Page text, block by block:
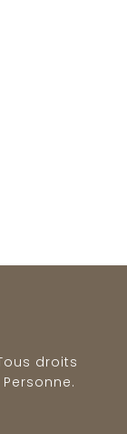
droits
.